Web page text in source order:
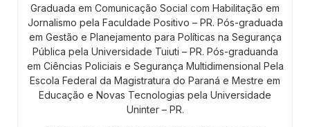
Graduada em Comunicação Social com Habilitação em
Jornalismo pela Faculdade Positivo – PR. Pós-graduada
em Gestão e Planejamento para Políticas na Segurança
Pública pela Universidade Tuiuti – PR. Pós-graduanda
em Ciências Policiais e Segurança Multidimensional Pela
Escola Federal da Magistratura do Paraná e Mestre em
Educação e Novas Tecnologias pela Universidade
Uninter – PR.